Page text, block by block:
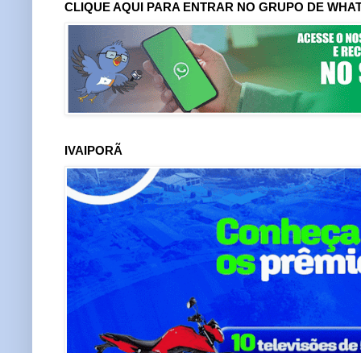
CLIQUE AQUI PARA ENTRAR NO GRUPO DE
IVAIPORÃ